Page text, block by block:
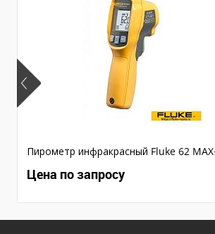
Пирометр инфракрасный Fluke 62
Цена по запросу